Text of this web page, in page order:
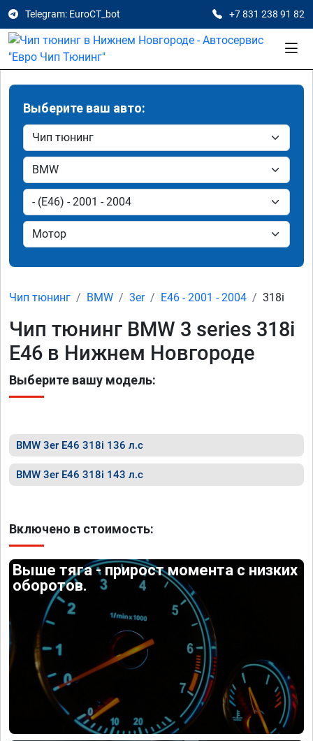
Telegram: EuroCT_bot +7 831 238 91 82
Выберите ваш авто:
Чип тюнинг BMW 3er E46 - 2001 - 2004 318i
Чип тюнинг BMW 3 series 318i
E46 в Нижнем Новгороде
Выберите вашу модель:
BMW 3er E46 318i 136 л.с
BMW 3er E46 318i 143 л.с
Включено в стоимость:
Выше тяга - прирост момента с низких
оборотов.